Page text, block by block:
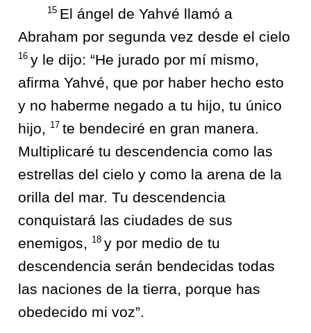
15 El ángel de Yahvé llamó a
Abraham por segunda vez desde el cielo
16 y le dijo: “He jurado por mí mismo,
afirma Yahvé, que por haber hecho esto
y no haberme negado a tu hijo, tu único
hijo,
17 te bendeciré en gran manera.
Multiplicaré tu descendencia como las
estrellas del cielo y como la arena de la
orilla del mar. Tu descendencia
conquistará las ciudades de sus
enemigos,
18 y por medio de tu
descendencia serán bendecidas todas
las naciones de la tierra, porque has
obedecido mi voz”.